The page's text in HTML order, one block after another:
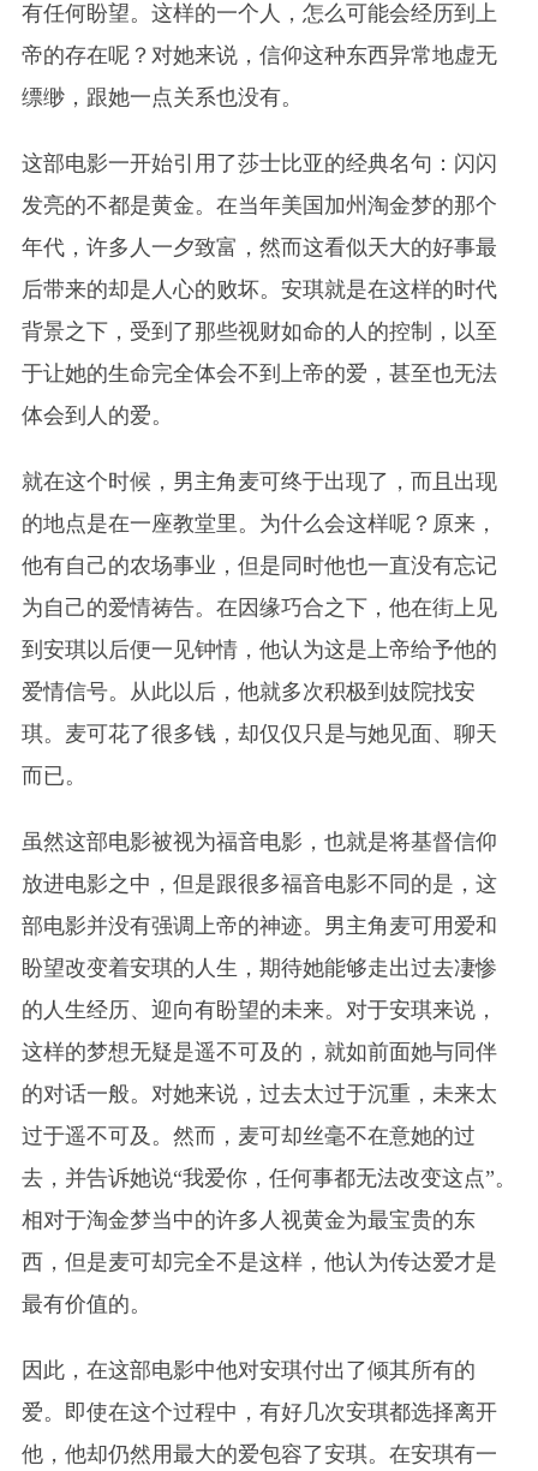
有任何盼望。这样的一个人，怎么可能会经历到上
帝的存在呢？对她来说，信仰这种东西异常地虚无
缥缈，跟她一点关系也没有。
这部电影一开始引用了莎士比亚的经典名句：闪闪
发亮的不都是黄金。在当年美国加州淘金梦的那个
年代，许多人一夕致富，然而这看似天大的好事最
后带来的却是人心的败坏。安琪就是在这样的时代
背景之下，受到了那些视财如命的人的控制，以至
于让她的生命完全体会不到上帝的爱，甚至也无法
体会到人的爱。
就在这个时候，男主角麦可终于出现了，而且出现
的地点是在一座教堂里。为什么会这样呢？原来，
他有自己的农场事业，但是同时他也一直没有忘记
为自己的爱情祷告。在因缘巧合之下，他在街上见
到安琪以后便一见钟情，他认为这是上帝给予他的
爱情信号。从此以后，他就多次积极到妓院找安
琪。 麦可花了很多钱，却仅仅只是与她见面、聊天
而已。
虽然这部电影被视为福音电影，也就是将基督信仰
放进电影之中，但是跟很多福音电影不同的是，这
部电影并没有强调上帝的神迹。 男主角麦可用爱和
盼望改变着安琪的人生，期待她能够走出过去凄惨
的人生经历、迎向有盼望的未来。对于安琪来说，
这样的梦想无疑是遥不可及的，就如前面她与同伴
的对话一般。对她来说，过去太过于沉重，未来太
过于遥不可及。然而，麦可却丝毫不在意她的过
去，并告诉她说“我爱你，任何事都无法改变这点”。
相对于淘金梦当中的许多人视黄金为最宝贵的东
西，但是麦可却完全不是这样，他认为传达爱才是
最有价值的。
因此，在这部电影中他对安琪付出了倾其所有的
爱。即使在这个过程中，有好几次安琪都选择离开
他，他却仍然用最大的爱包容了安琪。在安琪有一